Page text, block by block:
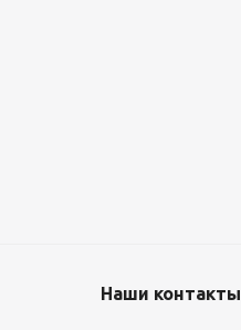
Наши контакты